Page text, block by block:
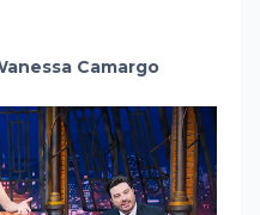
Camargo